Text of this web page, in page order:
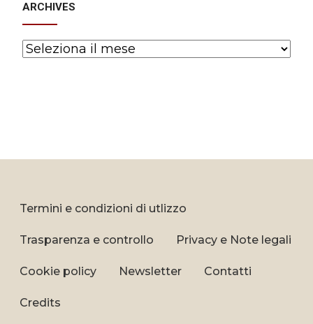
ARCHIVES
Archives
Termini e condizioni di utlizzo
Trasparenza e controllo Privacy e Note legali
Cookie policy Newsletter Contatti
Credits